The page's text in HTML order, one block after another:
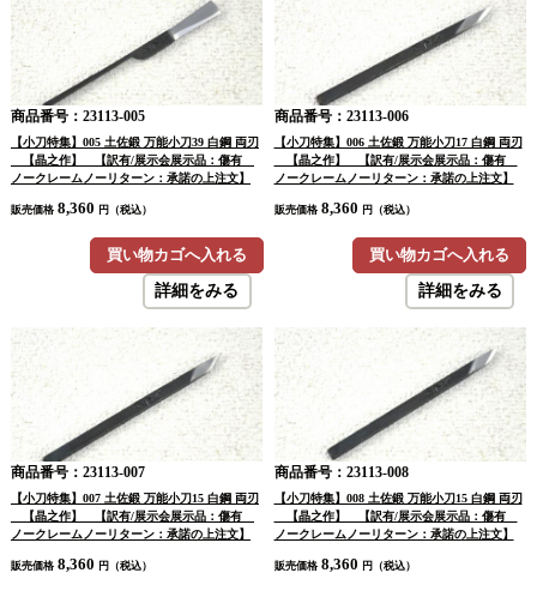
商品番号：23113-005
【小刀特集】005 土佐鍛 万能小刀39 白鋼 両刃
【晶之作】 【訳有/展示会展示品：傷有
ノークレームノーリターン：承諾の上注文】
販売価格 8,360 円（税込）
買い物カゴへ入れる
詳細をみる
商品番号：23113-006
【小刀特集】006 土佐鍛 万能小刀17 白鋼 両刃
【晶之作】 【訳有/展示会展示品：傷有
ノークレームノーリターン：承諾の上注文】
販売価格 8,360 円（税込）
買い物カゴへ入れる
詳細をみる
商品番号：23113-007
【小刀特集】007 土佐鍛 万能小刀15 白鋼 両刃
【晶之作】 【訳有/展示会展示品：傷有
ノークレームノーリターン：承諾の上注文】
販売価格 8,360 円（税込）
商品番号：23113-008
【小刀特集】008 土佐鍛 万能小刀15 白鋼 両刃
【晶之作】 【訳有/展示会展示品：傷有
ノークレームノーリターン：承諾の上注文】
販売価格 8,360 円（税込）